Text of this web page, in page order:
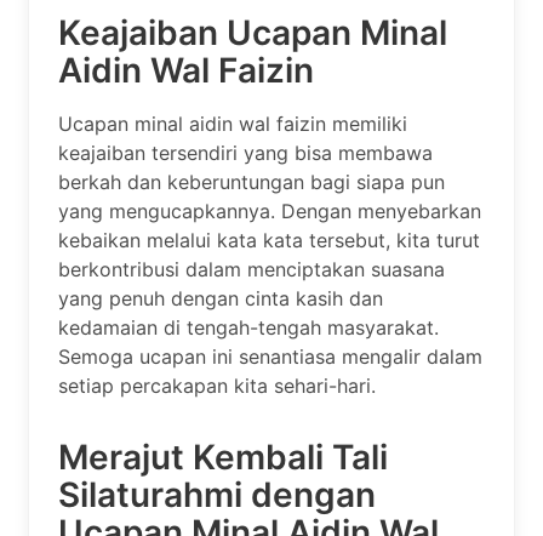
Keajaiban Ucapan Minal
Aidin Wal Faizin
Ucapan minal aidin wal faizin memiliki
keajaiban tersendiri yang bisa membawa
berkah dan keberuntungan bagi siapa pun
yang mengucapkannya. Dengan menyebarkan
kebaikan melalui kata kata tersebut, kita turut
berkontribusi dalam menciptakan suasana
yang penuh dengan cinta kasih dan
kedamaian di tengah-tengah masyarakat.
Semoga ucapan ini senantiasa mengalir dalam
setiap percakapan kita sehari-hari.
Merajut Kembali Tali
Silaturahmi dengan